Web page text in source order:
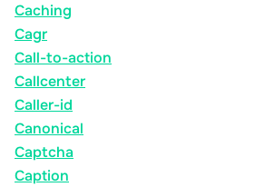
Caching
Cagr
Call-to-action
Callcenter
Caller-id
Canonical
Captcha
Caption